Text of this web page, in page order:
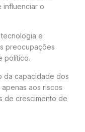
influenciar o
e
preocupações
político.
da capacidade dos
aos riscos
de crescimento de